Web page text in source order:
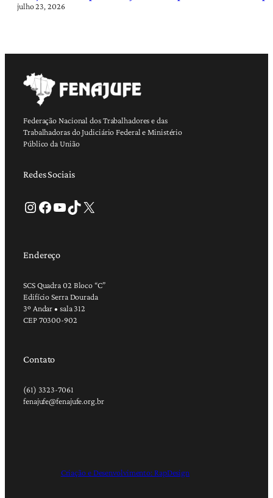
julho 23, 2026
Federação Nacional dos Trabalhadores e das
Trabalhadoras do Judiciário Federal e Ministério
Público da União
Redes Sociais
Instagram Facebook Youtube TikTok X
Endereço
SCS Quadra 02 Bloco “C”
Edifício Serra Dourada
3º Andar • sala 312
CEP 70300-902
Contato
(61) 3323-7061
fenajufe@fenajufe.org.br
Criação e Desenvolvimento: RapDesign